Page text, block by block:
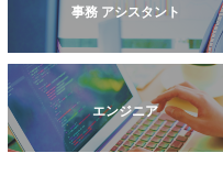
事務 アシスタント
エンジニア